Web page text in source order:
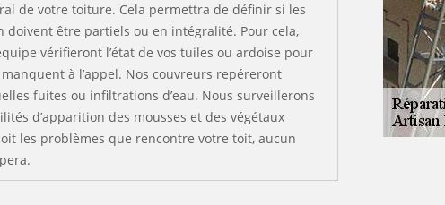
de votre toiture. Cela permettra de définir si les
doivent être partiels ou en intégralité. Pour cela,
vérifieront l’état de vos tuiles ou ardoise pour
à l’appel. Nos couvreurs repéreront
fuites ou infiltrations d’eau. Nous surveillerons
d’apparition des mousses et des végétaux
les problèmes que rencontre votre toit, aucun